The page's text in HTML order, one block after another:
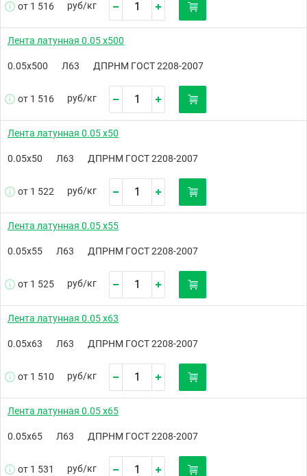
от 1 516 руб/кг
Лента латунная 0.05 х500
0.05х500 Л63 ДПРНМ ГОСТ 2208-2007
от 1 516 руб/кг
Лента латунная 0.05 х50
0.05х50 Л63 ДПРНМ ГОСТ 2208-2007
от 1 522 руб/кг
Лента латунная 0.05 х55
0.05х55 Л63 ДПРНМ ГОСТ 2208-2007
от 1 525 руб/кг
Лента латунная 0.05 х63
0.05х63 Л63 ДПРНМ ГОСТ 2208-2007
от 1 510 руб/кг
Лента латунная 0.05 х65
0.05х65 Л63 ДПРНМ ГОСТ 2208-2007
от 1 531 руб/кг